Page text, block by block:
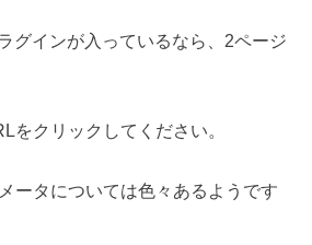
グインが入っているなら、2ページ
をクリックしてください。
ータについては色々あるようです